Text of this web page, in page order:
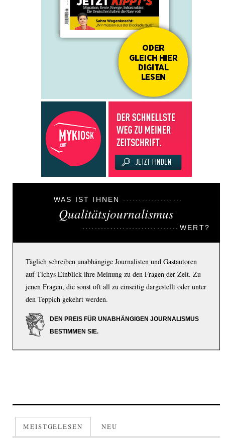
WAS IST IHNEN
Qualitätsjournalismus
WERT?
Täglich schreiben unabhängige Journalisten und Gastautoren
auf Tichys Einblick ihre Meinung zu den Fragen der Zeit. Zu
jenen Fragen, die sonst oft all zu einseitig dargestellt oder unter
den Teppich gekehrt werden.
DEN PREIS FÜR UNABHÄNGIGEN JOURNALISMUS
BESTIMMEN SIE.
MEISTGELESEN NEU